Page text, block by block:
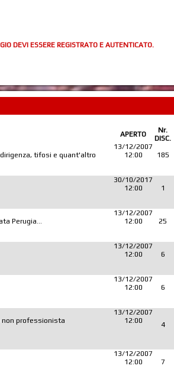
DEVI ESSERE REGISTRATO E AUTENTICATO.
APERTO
Nr.
DISC.
tifosi e quant'altro
13/12/2007
12:00
185
30/10/2017
12:00
1
Perugia...
13/12/2007
12:00
25
13/12/2007
12:00
6
13/12/2007
12:00
6
non professionista
13/12/2007
12:00
4
13/12/2007
12:00
7